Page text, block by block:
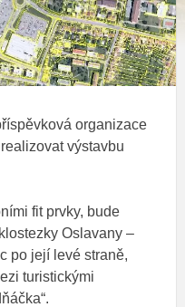
organizace
výstavbu
fit prvky, bude
Oslavany –
po její levé straně,
turistickými